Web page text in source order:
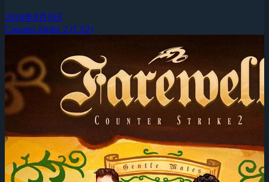
2026年8月9日
Counter-Strike 2 (CS2)